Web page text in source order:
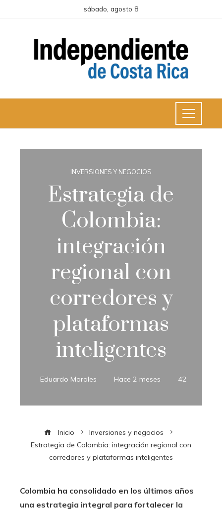
sábado, agosto 8
INVERSIONES Y NEGOCIOS
Estrategia de
Colombia:
integración
regional con
corredores y
plataformas
inteligentes
Eduardo Morales Hace 2 meses 42
Inicio
Inversiones y negocios
Estrategia de Colombia: integración regional con
corredores y plataformas inteligentes
Colombia ha consolidado en los últimos años
una estrategia integral para fortalecer la